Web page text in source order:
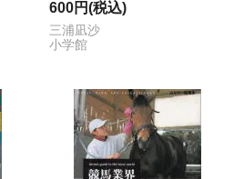
600円(税込)
三浦凪沙
小学館